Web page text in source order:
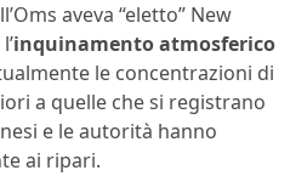
aveva “eletto” New
inquinamento atmosferico
le concentrazioni di
a quelle che si registrano
e le autorità hanno
ai ripari.